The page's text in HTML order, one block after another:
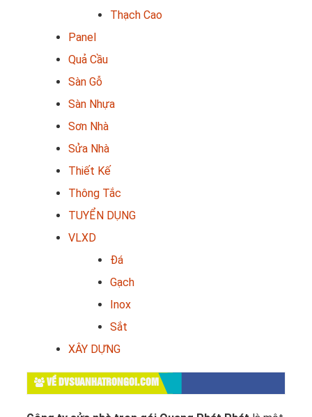
Thạch Cao
Panel
Quả Cầu
Sàn Gỗ
Sàn Nhựa
Sơn Nhà
Sửa Nhà
Thiết Kế
Thông Tắc
TUYỂN DỤNG
VLXD
Đá
Gạch
Inox
Sắt
XÂY DỰNG
VỀ DVSUANHATRONGOI.COM